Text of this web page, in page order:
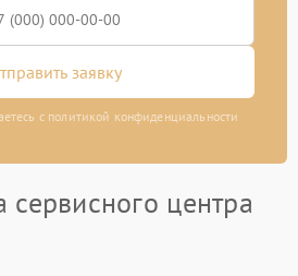
заявку
с политикой конфиденциальности
центра